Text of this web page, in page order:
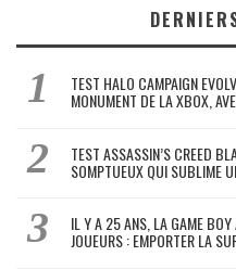
TEST HALO CAMPAIGN
MONUMENT DE LA XBOX,
TEST ASSASSIN’S CREED
SOMPTUEUX QUI SUBLIME
IL Y A 25 ANS, LA GAME BOY
JOUEURS : EMPORTER LA